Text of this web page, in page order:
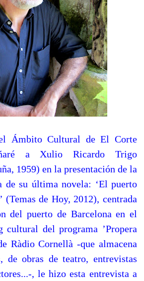
Ámbito Cultural de El Corte
a Xulio Ricardo Trigo
1959) en la presentación de la
de su última novela: ‘El puerto
(Temas de Hoy, 2012), centrada
del puerto de Barcelona en el
del programa ’Propera
Ràdio Cornellà -que almacena
de obras de teatro, entrevistas
, le hizo esta entrevista a